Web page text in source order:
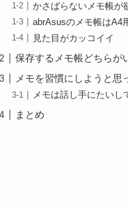
かさばらないメモ帳が
abrAsusのメモ帳はA4
見た目がカッコイイ
保存するメモ帳どちらが
メモを習慣にしようと思
メモは話し手にたいし
まとめ